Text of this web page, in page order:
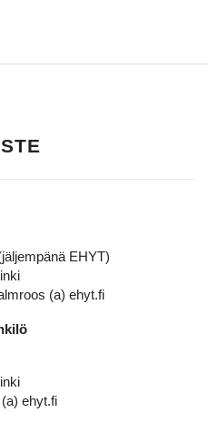
EHYT)
(a) ehyt.fi
ehyt.fi